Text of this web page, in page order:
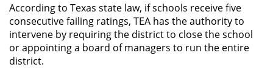
According to Texas state law, if schools receive five
consecutive failing ratings, TEA has the authority to
intervene by requiring the district to close the school
or appointing a board of managers to run the entire
district.